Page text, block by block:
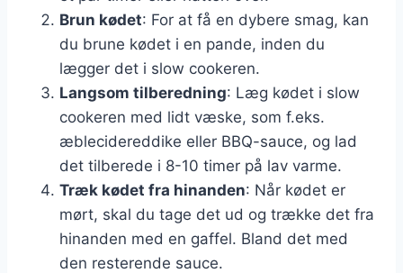
Brun kødet: For at få en dybere smag, kan
du brune kødet i en pande, inden du
lægger det i slow cookeren.
Langsom tilberedning: Læg kødet i slow
cookeren med lidt væske, som f.eks.
æblecidereddike eller BBQ-sauce, og lad
det tilberede i 8-10 timer på lav varme.
Træk kødet fra hinanden: Når kødet er
mørt, skal du tage det ud og trække det fra
hinanden med en gaffel. Bland det med
den resterende sauce.